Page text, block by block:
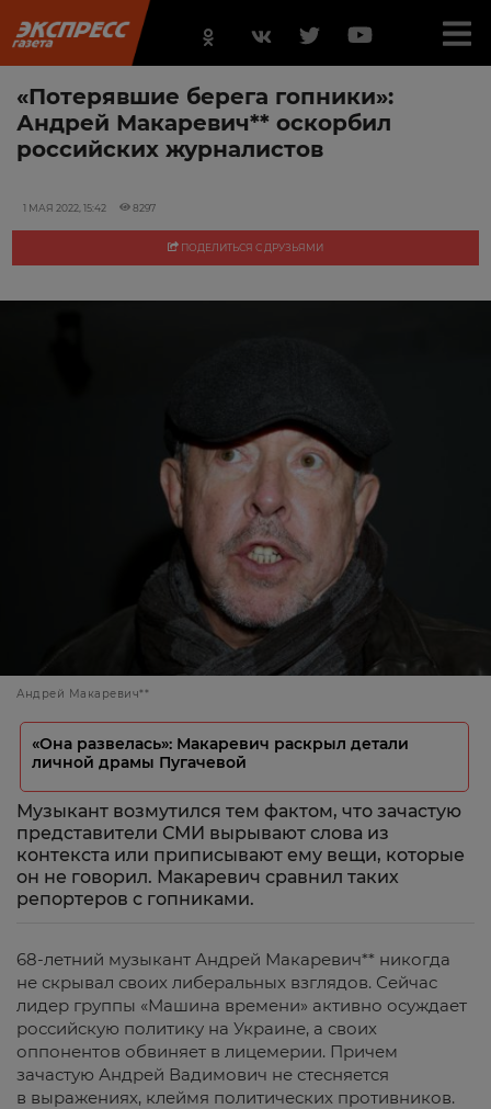
«Потерявшие берега гопники»:
Андрей Макаревич** оскорбил
российских журналистов
1 МАЯ 2022, 15:42 8297
ПОДЕЛИТЬСЯ С ДРУЗЬЯМИ
Андрей Макаревич**
«Она развелась»: Макаревич раскрыл детали
личной драмы Пугачевой
Музыкант возмутился тем фактом, что зачастую
представители СМИ вырывают слова из
контекста или приписывают ему вещи, которые
он не говорил. Макаревич сравнил таких
репортеров с гопниками.
68-летний музыкант Андрей Макаревич** никогда
не скрывал своих либеральных взглядов. Сейчас
лидер группы «Машина времени» активно осуждает
российскую политику на Украине, а своих
оппонентов обвиняет в лицемерии. Причем
зачастую Андрей Вадимович не стесняется
в выражениях, клеймя политических противников.